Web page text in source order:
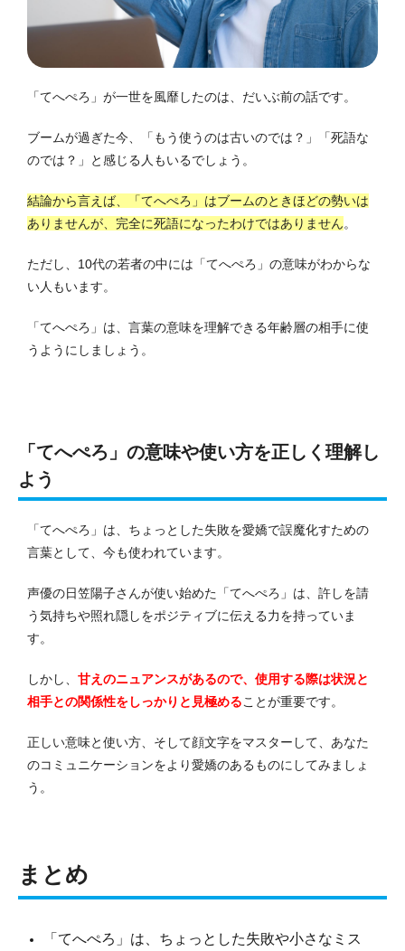
「てへぺろ」が一世を風靡したのは、だいぶ前の話です。
ブームが過ぎた今、「もう使うのは古いのでは？」「死語な
のでは？」と感じる人もいるでしょう。
結論から言えば、「てへぺろ」はブームのときほどの勢いは
ありませんが、完全に死語になったわけではありません。
ただし、10代の若者の中には「てへぺろ」の意味がわからな
い人もいます。
「てへぺろ」は、言葉の意味を理解できる年齢層の相手に使
うようにしましょう。
「てへぺろ」の意味や使い方を正しく理解し
よう
「てへぺろ」は、ちょっとした失敗を愛嬌で誤魔化すための
言葉として、今も使われています。
声優の日笠陽子さんが使い始めた「てへぺろ」は、許しを請
う気持ちや照れ隠しをポジティブに伝える力を持っていま
す。
しかし、 甘えのニュアンスがあるので、使用する際は状況と
相手との関係性をしっかりと見極めることが重要です。
正しい意味と使い方、そして顔文字をマスターして、あなた
のコミュニケーションをより愛嬌のあるものにしてみましょ
う。
まとめ
「てへぺろ」は、ちょっとした失敗や小さなミス